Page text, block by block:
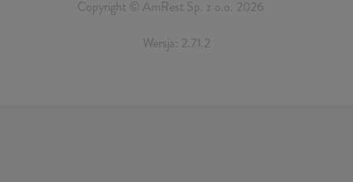
Copyright © AmRest Sp. z o.o. 2026
Wersja: 2.71.2